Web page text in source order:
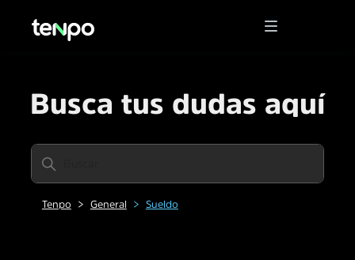
Busca tus dudas aquí
Tenpo General Sueldo